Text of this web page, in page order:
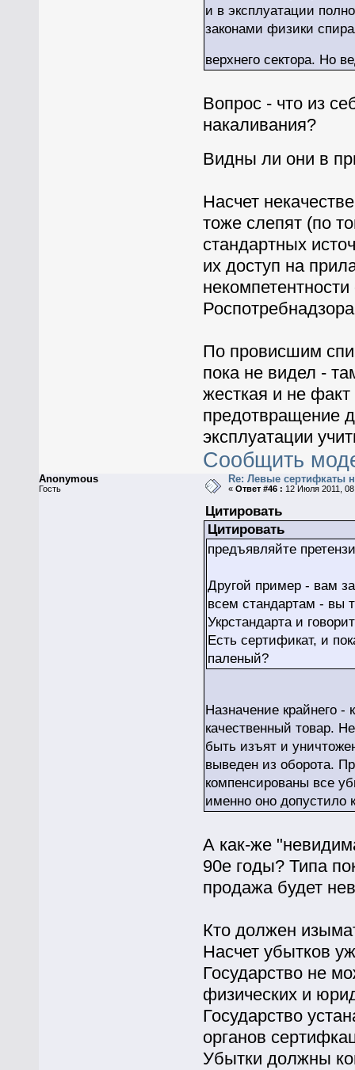
и в эксплуатации
законами физики
верхнего сектора. Но
Вопрос - что из
накаливания?
Видны ли они в
Насчет
тоже слепят (по
стандартных
их доступ на
По провисшим
пока не видел -
жесткая и не
предотвращение
эксплуатации
Сообщить
Anonymous
Гость
Re: Левые сертифкаты
«Ответ #46 : 12 Июля 2011,
Цитировать
Цитировать
предъявляйте
Другой пример - вам
всем стандартам - вы
Укрстандарта и
Есть сертификат, и
паленый?
Назначение крайнего -
качественный товар.
быть изъят и
выведен из оборота.
компенсированы все
именно оно допустило
А как-же
90е годы? Типа
продажа будет
Кто должен
Насчет убытков
Государство не
физических и
Государство
органов
Убытки должны